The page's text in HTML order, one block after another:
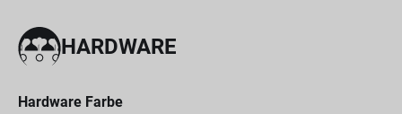
HARDWARE
Hardware Farbe